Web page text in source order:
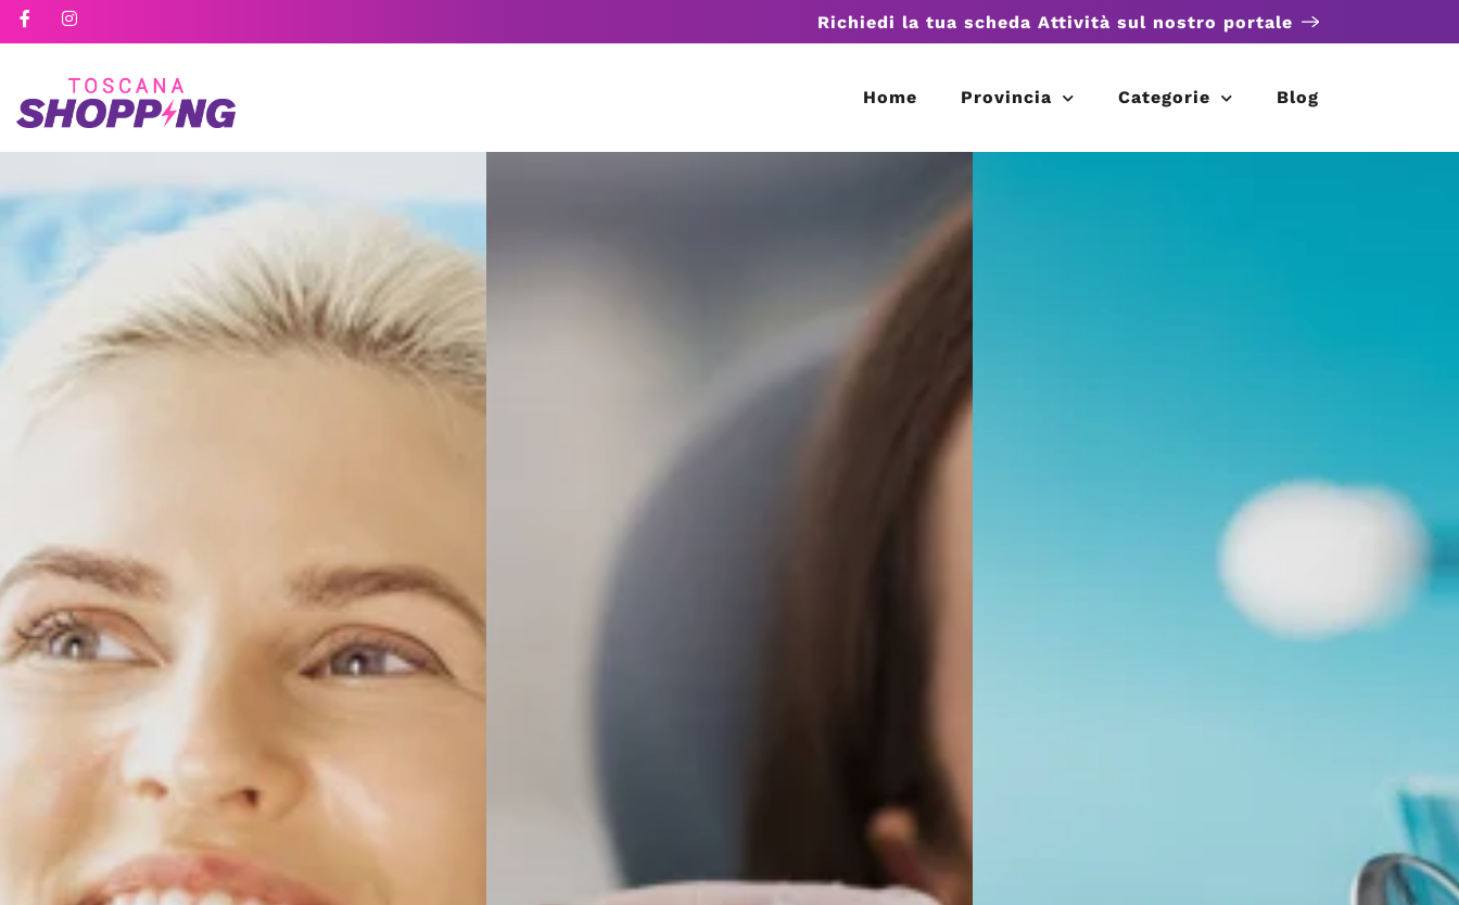
Richiedi la tua scheda Attività sul nostro portale
Home Provincia Categorie Blog